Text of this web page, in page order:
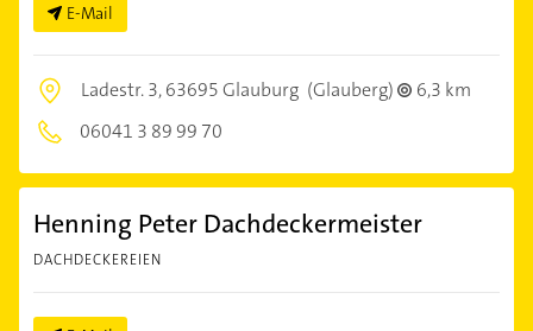
E-Mail
Ladestr. 3,63695 Glauburg (Glauberg)
6,3 km
06041 3 89 99 70
Henning Peter Dachdeckermeister
DACHDECKEREIEN